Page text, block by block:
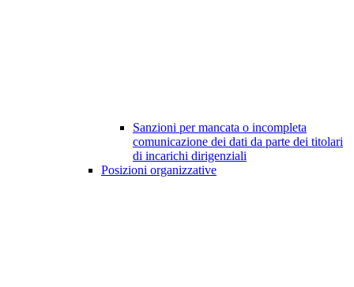
Sanzioni per mancata o incompleta
comunicazione dei dati da parte dei titolari
di incarichi dirigenziali
Posizioni organizzative